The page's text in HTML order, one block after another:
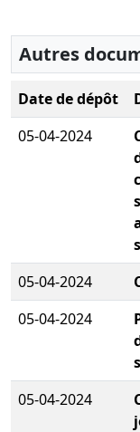
Autres
Date de dépôt
05-04-2024
05-04-2024
05-04-2024
05-04-2024